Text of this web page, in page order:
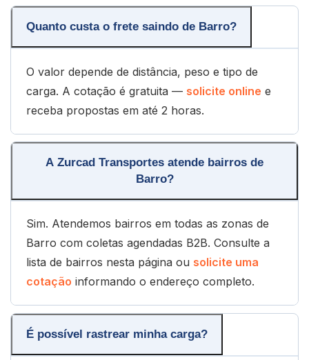
Quanto custa o frete saindo de Barro?
O valor depende de distância, peso e tipo de
carga. A cotação é gratuita — solicite online e
receba propostas em até 2 horas.
A Zurcad Transportes atende bairros de
Barro?
Sim. Atendemos bairros em todas as zonas de
Barro com coletas agendadas B2B. Consulte a
lista de bairros nesta página ou solicite uma
cotação informando o endereço completo.
É possível rastrear minha carga?